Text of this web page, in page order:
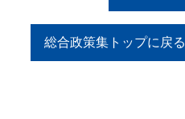
総合政策集トップに戻る